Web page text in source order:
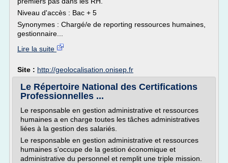
Niveau d'accès : Bac + 5
Synonymes : Chargé/e de reporting ressources humaines,
gestionnaire...
Lire la suite
Site : http://geolocalisation.onisep.fr
Le Répertoire National des Certifications
Professionnelles ...
Le responsable en gestion administrative et ressources
humaines a en charge toutes les tâches administratives
liées à la gestion des salariés.
Le responsable en gestion administrative et ressources
humaines s'occupe de la gestion économique et
administrative du personnel et remplit une triple mission.